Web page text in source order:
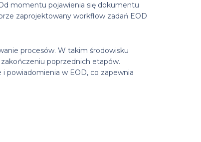
momentu pojawienia się dokumentu
zaprojektowany workflow zadań EOD
procesów. W takim środowisku
poprzednich etapów.
powiadomienia w EOD, co zapewnia